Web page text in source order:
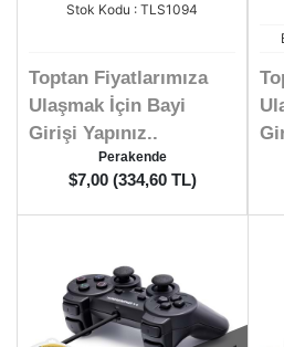
Stok Kodu : TLS1094
Toptan Fiyatlarımıza
Ulaşmak İçin Bayi
Girişi Yapınız..
Perakende
$7,00 (334,60 TL)